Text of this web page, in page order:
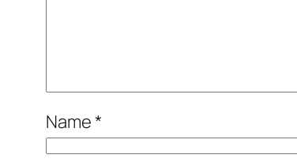
Name*